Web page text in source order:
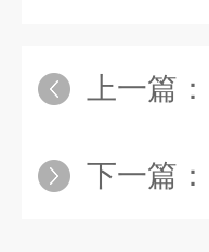
上一篇：
下一篇：